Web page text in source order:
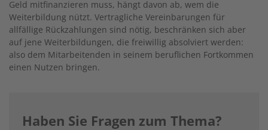
Geld mitfinanzieren muss, hängt davon ab, wem die
Weiterbildung nützt. Vertragliche Vereinbarungen für
allfällige Rückzahlungen sind nötig, beschränken sich aber
auf jene Weiterbildungen, die freiwillig absolviert werden:
also dem Mitarbeitenden in seinem beruflichen Fortkommen
einen Nutzen bringen.
Haben Sie Fragen zum Thema?